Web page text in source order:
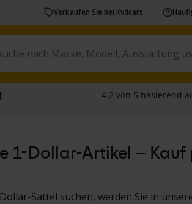
Verkaufen Sie bei Kvdcars
1-Dollar-Artikel – Kauf
Sattel suchen, werden Sie in